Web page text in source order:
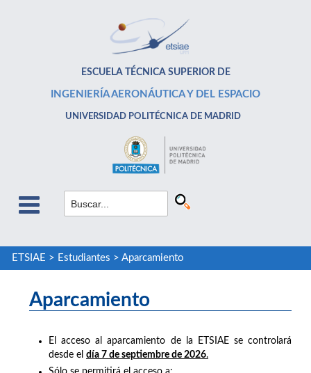
ESCUELA TÉCNICA SUPERIOR DE
INGENIERÍA AERONÁUTICA Y DEL ESPACIO
UNIVERSIDAD POLITÉCNICA DE MADRID
ETSIAE > Estudiantes > Aparcamiento
Aparcamiento
El acceso al aparcamiento de la ETSIAE se controlará
desde el día 7 de septiembre de 2026.